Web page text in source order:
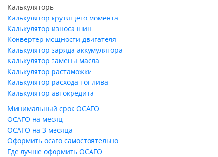
Калькуляторы
Калькулятор крутящего момента
Калькулятор износа шин
Конвертер мощности двигателя
Калькулятор заряда аккумулятора
Калькулятор замены масла
Калькулятор растаможки
Калькулятор расхода топлива
Калькулятор автокредита
Минимальный срок ОСАГО
ОСАГО на месяц
ОСАГО на 3 месяца
Оформить осаго самостоятельно
Где лучше оформить ОСАГО